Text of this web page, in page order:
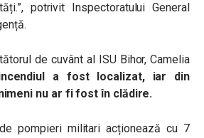
potrivit Inspectoratului General
de cuvânt al ISU Bihor, Camelia
a fost localizat, iar din
nu ar fi fost în clădire.
pompieri militari acționează cu 7